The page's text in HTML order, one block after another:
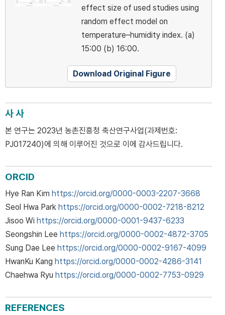
effect size of used studies using
random effect model on
temperature–humidity index. (a)
15:00 (b) 16:00.
Download Original Figure
사 사
본 연구는 2023년 농촌진흥청 축산연구사업(과제번호:
PJ017240)에 의해 이루어진 것으로 이에 감사드립니다.
ORCID
Hye Ran Kim https://orcid.org/0000-0003-2207-3668
Seol Hwa Park https://orcid.org/0000-0002-7218-8212
Jisoo Wi https://orcid.org/0000-0001-9437-6233
Seongshin Lee https://orcid.org/0000-0002-4872-3705
Sung Dae Lee https://orcid.org/0000-0002-9167-4099
HwanKu Kang https://orcid.org/0000-0002-4286-3141
Chaehwa Ryu https://orcid.org/0000-0002-7753-0929
REFERENCES